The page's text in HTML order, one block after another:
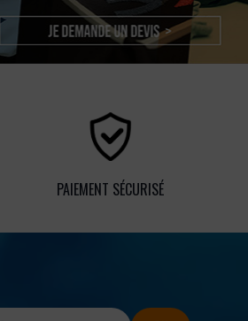
PAIEMENT SÉCURISÉ